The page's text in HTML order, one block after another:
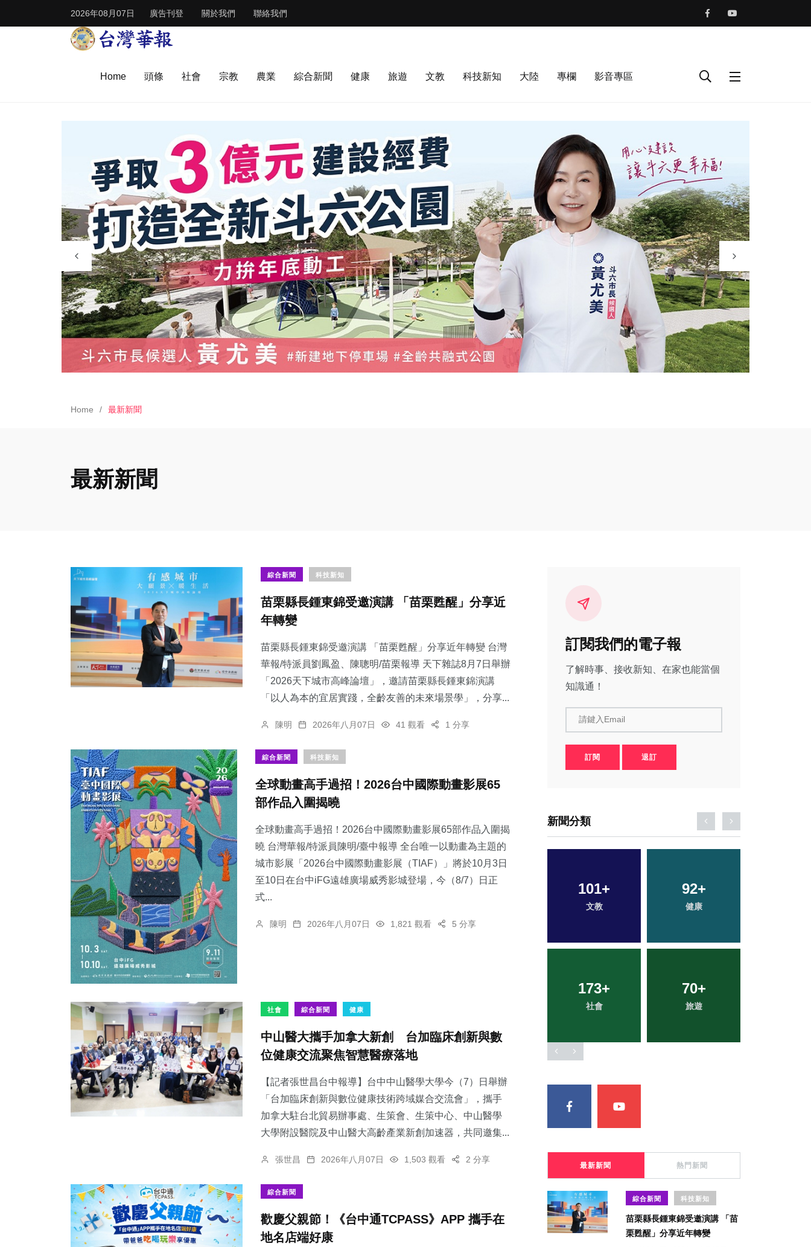
2026年08月07日 廣告刊登 關於我們 聯絡我們
Home 頭條 社會 宗教 農業 綜合新聞 健康 旅遊 文教 科技新知 大陸 專欄 影音專區
Home 最新新聞
最新新聞
綜合新聞 科技新知
苗栗縣長鍾東錦受邀演講 「苗栗甦醒」分享近
年轉變
苗栗縣長鍾東錦受邀演講 「苗栗甦醒」分享近年轉變 台灣
華報/特派員劉鳳盈、陳聰明/苗栗報導 天下雜誌8月7日舉辦
「2026天下城市高峰論壇」，邀請苗栗縣長鍾東錦演講
「以人為本的宜居實踐，全齡友善的未來場景學」，分享...
陳明 2026年八月07日 41 觀看 1 分享
綜合新聞 科技新知
全球動畫高手過招！2026台中國際動畫影展65
部作品入圍揭曉
全球動畫高手過招！2026台中國際動畫影展65部作品入圍揭
曉 台灣華報/特派員陳明/臺中報導 全台唯一以動畫為主題的
城市影展「2026台中國際動畫影展（TIAF）」將於10月3日
至10日在台中iFG遠雄廣場威秀影城登場，今（8/7）日正
式...
陳明 2026年八月07日 1,821 觀看 5 分享
社會 綜合新聞 健康
中山醫大攜手加拿大新創 台加臨床創新與數
位健康交流聚焦智慧醫療落地
【記者張世昌台中報導】台中中山醫學大學今（7）日舉辦
「台加臨床創新與數位健康技術跨域媒合交流會」，攜手
加拿大駐台北貿易辦事處、生策會、生策中心、中山醫學
大學附設醫院及中山醫大高齡產業新創加速器，共同邀集...
張世昌 2026年八月07日 1,503 觀看 2 分享
綜合新聞
歡慶父親節！《台中通TCPASS》APP 攜手在
地名店端好康
訂閱我們的電子報
了解時事、接收新知、在家也能當個
知識通！
請鍵入Email
訂閱 退訂
新聞分類
32+
農業
22+
頭條
51+
專欄
311 +
28+
宗教
101+ 92 15+
科技新知
32+
農業
1+
大陸
22+
頭條
最新新聞 熱門新聞
綜合新聞 科技新知
苗栗縣長鍾東錦受邀演講 「苗
栗甦醒」分享近年轉變